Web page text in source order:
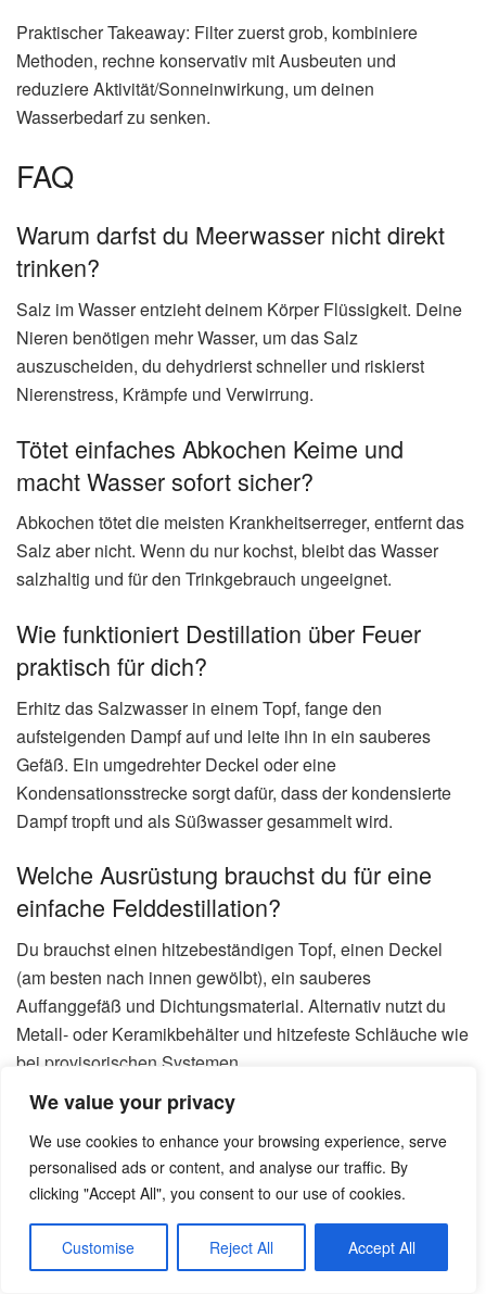
We value your privacy
We use cookies to enhance your browsing experience, serve
personalised ads or content, and analyse our traffic. By
clicking "Accept All", you consent to our use of cookies.
Customise Reject All Accept All
Praktischer Takeaway: Filter zuerst grob, kombiniere
Methoden, rechne konservativ mit Ausbeuten und
reduziere Aktivität/Sonneinwirkung, um deinen
Wasserbedarf zu senken.
FAQ
Warum darfst du Meerwasser nicht direkt
trinken?
Salz im Wasser entzieht deinem Körper Flüssigkeit. Deine
Nieren benötigen mehr Wasser, um das Salz
auszuscheiden, du dehydrierst schneller und riskierst
Nierenstress, Krämpfe und Verwirrung.
Tötet einfaches Abkochen Keime und
macht Wasser sofort sicher?
Abkochen tötet die meisten Krankheitserreger, entfernt das
Salz aber nicht. Wenn du nur kochst, bleibt das Wasser
salzhaltig und für den Trinkgebrauch ungeeignet.
Wie funktioniert Destillation über Feuer
praktisch für dich?
Erhitz das Salzwasser in einem Topf, fange den
aufsteigenden Dampf auf und leite ihn in ein sauberes
Gefäß. Ein umgedrehter Deckel oder eine
Kondensationsstrecke sorgt dafür, dass der kondensierte
Dampf tropft und als Süßwasser gesammelt wird.
Welche Ausrüstung brauchst du für eine
einfache Felddestillation?
Du brauchst einen hitzebeständigen Topf, einen Deckel
(am besten nach innen gewölbt), ein sauberes
Auffanggefäß und Dichtungsmaterial. Alternativ nutzt du
Metall- oder Keramikbehälter und hitzefeste Schläuche wie
bei provisorischen Systemen.
Lohnt sich Solar-Destillation und wie lange
dauert sie?
Solar-Stills lohnen sich bei guter Sonneneinstrahlung.
Rechne mit mehreren Stunden bis einem Tag, um
nennenswerte Mengen zu gewinnen. Die Methode ist
energiearm, aber die Ausbeute pro Fläche bleibt begrenzt.